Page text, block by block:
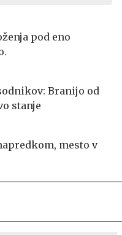
pod eno
Branijo od
stanje
mesto v